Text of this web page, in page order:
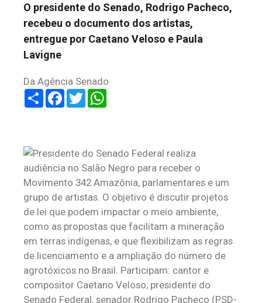
O presidente do Senado, Rodrigo Pacheco,
recebeu o documento dos artistas,
entregue por Caetano Veloso e Paula
Lavigne
Da Agência Senado
ShareFacebook
Twitter